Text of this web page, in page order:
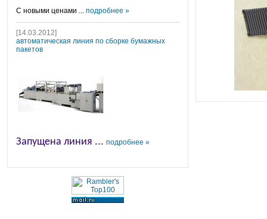
С новыми ценами ... подробнее »
[14.03.2012]
автоматическая линия по сборке бумажных
пакетов
Запущена линия ... подробнее »